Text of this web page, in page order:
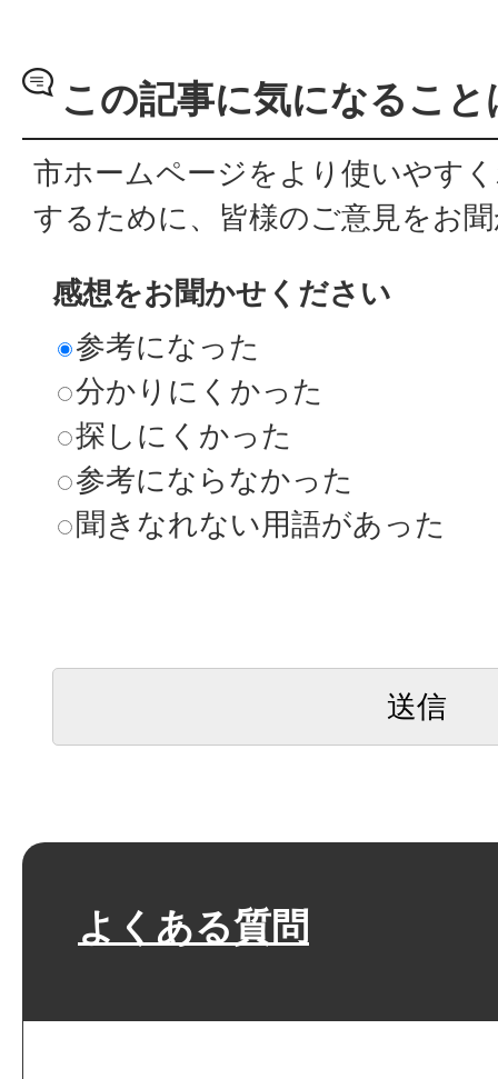
この記事に気になるこ
市ホームページをより使いやす
するために、皆様のご意見をお
感想をお聞かせください
参考になった
分かりにくかった
探しにくかった
参考にならなかった
聞きなれない用語があった
よくある質問